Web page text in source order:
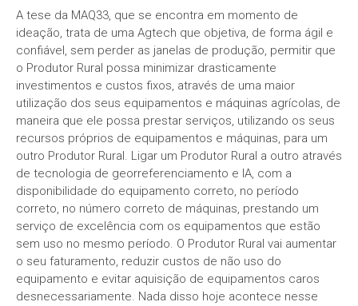
A tese da MAQ33, que se encontra em momento de
ideação, trata de uma Agtech que objetiva, de forma ágil e
confiável, sem perder as janelas de produção, permitir que
o Produtor Rural possa minimizar drasticamente
investimentos e custos fixos, através de uma maior
utilização dos seus equipamentos e máquinas agrícolas, de
maneira que ele possa prestar serviços, utilizando os seus
recursos próprios de equipamentos e máquinas, para um
outro Produtor Rural. Ligar um Produtor Rural a outro através
de tecnologia de georreferenciamento e IA, com a
disponibilidade do equipamento correto, no período
correto, no número correto de máquinas, prestando um
serviço de excelência com os equipamentos que estão
sem uso no mesmo período. O Produtor Rural vai aumentar
o seu faturamento, reduzir custos de não uso do
equipamento e evitar aquisição de equipamentos caros
desnecessariamente. Nada disso hoje acontece nesse